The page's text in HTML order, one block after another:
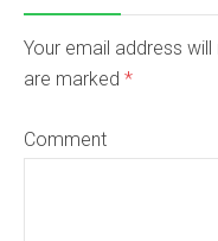
Your email address
are marked *
Comment